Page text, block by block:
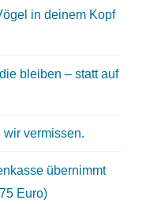
in deinem Kopf
bleiben – statt auf
wir vermissen.
übernimmt
Euro)